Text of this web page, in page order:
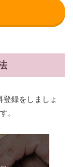
録をしましょ
。